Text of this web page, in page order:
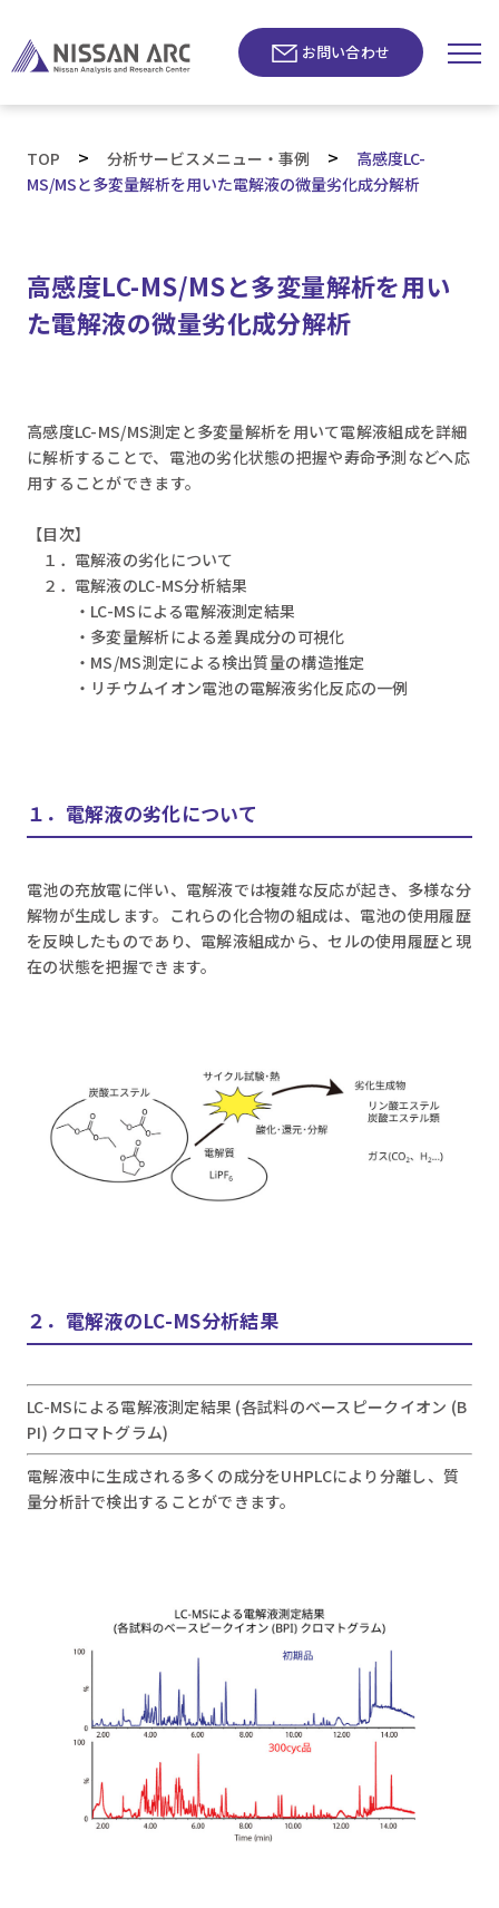
お問い合わせ
TOP > 分析サービスメニュー・事例 >
高感度LC-
MS/MSと多変量解析を用いた電解液の微量劣化成分解析
高感度LC-MS/MSと多変量解析を用い
た電解液の微量劣化成分解析
高感度LC-MS/MS測定と多変量解析を用いて電解液組成を詳細
に解析することで、電池の劣化状態の把握や寿命予測などへ応
用することができます。
【目次】
１．電解液の劣化について
２．電解液のLC-MS分析結果
・LC-MSによる電解液測定結果
・多変量解析による差異成分の可視化
・MS/MS測定による検出質量の構造推定
・リチウムイオン電池の電解液劣化反応の一例
１．電解液の劣化について
電池の充放電に伴い、電解液では複雑な反応が起き、多様な分
解物が生成します。これらの化合物の組成は、電池の使用履歴
を反映したものであり、電解液組成から、セルの使用履歴と現
在の状態を把握できます。
２．電解液のLC-MS分析結果
LC-MSによる電解液測定結果 (各試料のベースピークイオン (B
PI) クロマトグラム)
電解液中に生成される多くの成分をUHPLCにより分離し、質
量分析計で検出することができます。